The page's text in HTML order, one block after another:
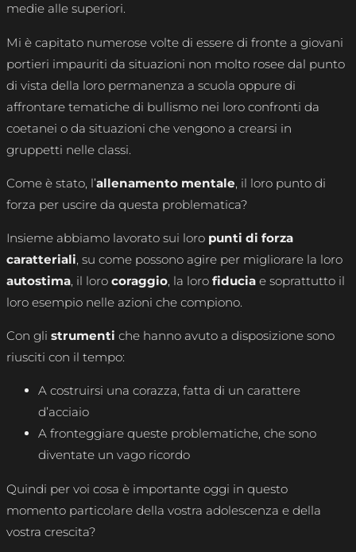
medie alle superiori.
Mi è capitato numerose volte di essere di fronte a giovani
portieri impauriti da situazioni non molto rosee dal punto
di vista della loro permanenza a scuola oppure di
affrontare tematiche di bullismo nei loro confronti da
coetanei o da situazioni che vengono a crearsi in
gruppetti nelle classi.
Come è stato, l’allenamento mentale, il loro punto di
forza per uscire da questa problematica?
Insieme abbiamo lavorato sui loro punti di forza
caratteriali, su come possono agire per migliorare la loro
autostima, il loro coraggio, la loro fiducia e soprattutto il
loro esempio nelle azioni che compiono.
Con gli strumenti che hanno avuto a disposizione sono
riusciti con il tempo:
A costruirsi una corazza, fatta di un carattere
d’acciaio
A fronteggiare queste problematiche, che sono
diventate un vago ricordo
Quindi per voi cosa è importante oggi in questo
momento particolare della vostra adolescenza e della
vostra crescita?